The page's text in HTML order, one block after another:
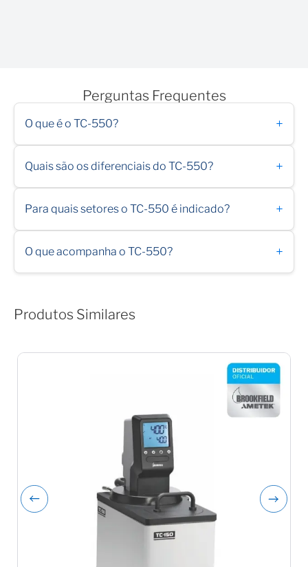
Perguntas Frequentes
O que é o TC-550? +
Quais são os diferenciais do TC-550? +
Para quais setores o TC-550 é indicado? +
O que acompanha o TC-550? +
Produtos Similares